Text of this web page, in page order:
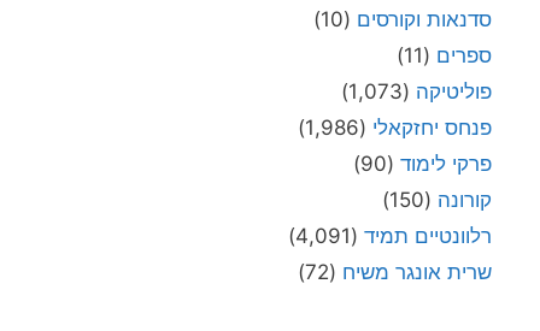
סדנאות וקורסים (10)
ספרים (11)
פוליטיקה (1,073)
פנחס יחזקאלי (1,986)
פרקי לימוד (90)
קורונה (150)
רלוונטיים תמיד (4,091)
שרית אונגר משיח (72)